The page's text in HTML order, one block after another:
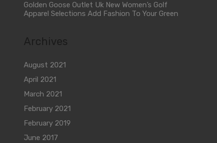
Golden Goose Outlet Uk New Women’s Golf
Apparel Selections Add Fashion To Your Green
Archives
August 2021
April 2021
March 2021
February 2021
February 2019
June 2017